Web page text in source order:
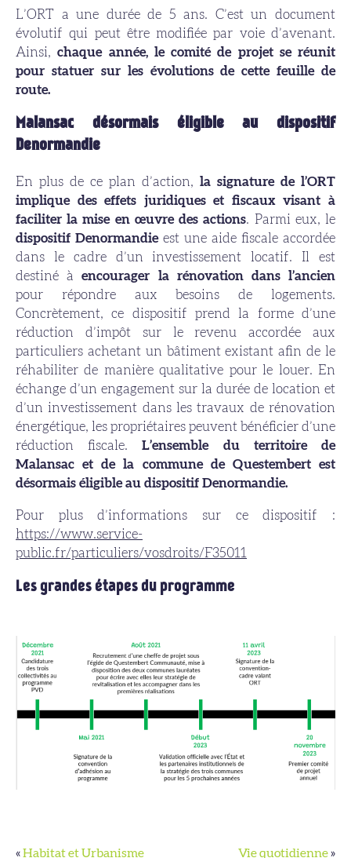
L’ORT a une durée de 5 ans. C’est un document
évolutif qui peut être modifiée par voie d’avenant.
Ainsi,chaque année, le comité de projet se réunit
pour statuer sur les évolutions de cette feuille de
route.
Malansacdésormais éligible au dispositif
Denormandie
En plus de ce plan d’action, la signature de l’ORT
implique des effets juridiques et fiscaux visant à
faciliter la mise en œuvre des actions. Parmi eux, le
dispositif Denormandie est une aide fiscale accordée
dans le cadre d’un investissement locatif. Il est
destiné àencourager la rénovation dans l’ancien
pour répondre aux besoins de logements.
Concrètement, ce dispositif prend la forme d’une
réduction d’impôt sur le revenu accordée aux
particuliers achetant un bâtiment existant afin de le
réhabiliter de manière qualitative pour le louer. En
échange d’un engagement sur la durée de location et
d’un investissement dans les travaux de rénovation
énergétique, les propriétaires peuvent bénéficier d’une
réduction fiscale.L’ensemble du territoire de
Malansac et de la commune de Questembertest
désormais éligible au dispositif Denormandie.
Pour plus d’informations sur ce dispositif :
https://www.service-
public.fr/particuliers/vosdroits/F35011
Les grandes étapes du programme
«Habitat et Urbanisme Vie quotidienne»